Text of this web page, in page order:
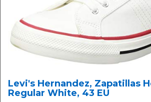
Levi's Hernandez, Zapatillas
Regular White, 43 EU